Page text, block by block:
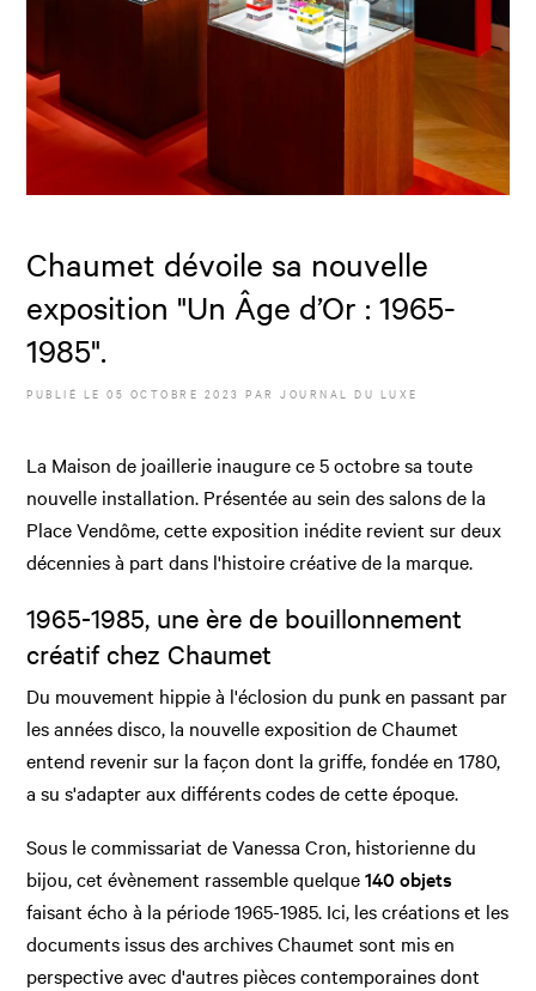
Chaumet dévoile sa nouvelle
exposition "Un Âge d’Or : 1965-
1985".
PUBLIÉ LE05 OCTOBRE 2023 PAR JOURNAL DU LUXE
La Maison de joaillerie inaugure ce 5 octobre sa toute
nouvelle installation. Présentée au sein des salons de la
Place Vendôme, cette exposition inédite revient sur deux
décennies à part dans l'histoire créative de la marque.
1965-1985, une ère de bouillonnement
créatif chez Chaumet
Du mouvement hippie à l'éclosion du punk en passant par
les années disco, la nouvelle exposition de Chaumet
entend revenir sur la façon dont la griffe, fondée en 1780,
a su s'adapter aux différents codes de cette époque.
Sous le commissariat de Vanessa Cron, historienne du
bijou, cet évènement rassemble quelque140 objets
faisant écho à la période 1965-1985. Ici, les créations et les
documents issus des archives Chaumet sont mis en
perspective avec d'autres pièces contemporaines dont